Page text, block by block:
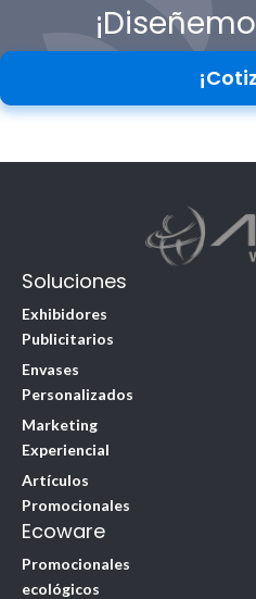
Soluciones
Exhibidores
Publicitarios
Envases
Personalizados
Marketing
Experiencial
Artículos
Promocionales
Ecoware
Promocionales
ecológicos